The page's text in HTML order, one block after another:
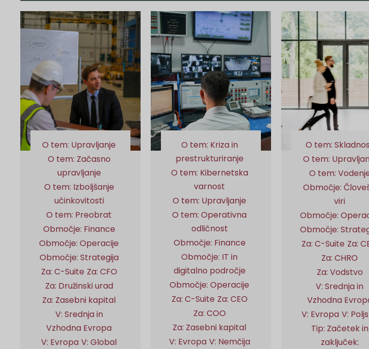
O tem: Upravljanje
O tem: Začasno
upravljanje
O tem: Izboljšanje
učinkovitosti
O tem: Preobrat
Območje: Finance
Območje: Operacije
Območje: Strategija
Za: C-Suite Za: CFO
Za: Družinski urad
Za: Zasebni kapital
V: Srednja in
Vzhodna Evropa
V: Evropa V: Global
O tem: Kriza in
prestrukturiranje
O tem: Kibernetska
varnost
O tem: Upravljanje
O tem: Operativna
odličnost
Območje: Finance
Območje: IT in
digitalno področje
Območje: Operacije
Za: C-Suite Za: CEO
Za: COO
Za: Zasebni kapital
V: Evropa V: Nemčija
O tem:
O tem:
O tem:
Območje:
viri
Območje:
Območje:
Za: C-Suite Za:
Za: CHRO
Za: Vodstvo
V: Srednja in
Vzhodna
V: Evropa V:
Tip: Začetek in
zaključek: